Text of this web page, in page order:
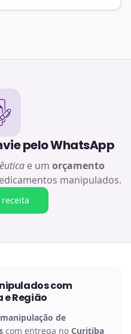
pelo WhatsApp
e um orçamento
manipulados.
com
e Região
manipulação de
com entrega no Curitiba